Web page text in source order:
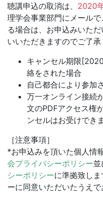
聴講申込の取消は、 2020
理学会事業部門にメールで
る場合は、お申込みいた
いいただきますのでご了承
キャンセル期限
絡をされた場合
自己都合により参加
万一オンライン接続
文のPDFアクセス権
ンセルはお受けでき
［注意事項］
*お申込みを頂いた個人情
会プライバシーポリシー並
シーポリシーに準拠致し
ーに同意いただいたうえで